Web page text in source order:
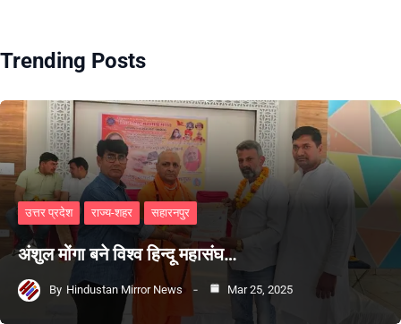
Trending Posts
उत्तर प्रदेश राज्य-शहर सहारनपुर
अंशुल मोंगा बने विश्व हिन्दू महासंघ…
By Hindustan Mirror News Mar 25, 2025